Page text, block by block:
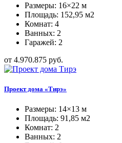
Размеры: 16×22 м
Площадь: 152,95 м2
Комнат: 4
Ванных: 2
Гаражей: 2
от 4.970.875 руб.
Проект дома «Тирэ»
Размеры: 14×13 м
Площадь: 91,85 м2
Комнат: 2
Ванных: 2